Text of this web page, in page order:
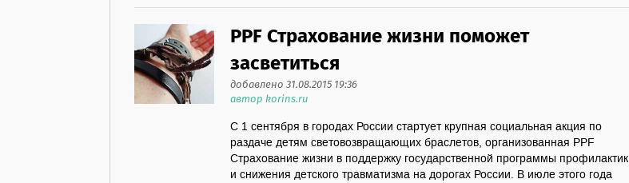
PPF Страхование жизни поможет
засветиться
добавлено 31.08.2015 19:36
автор korins.ru
С 1 сентября в городах России стартует крупная социальная акция по
раздаче детям световозвращающих браслетов, организованная PPF
Страхование жизни в поддержку государственной программы
и снижения детского травматизма на дорогах России. В июле этого года